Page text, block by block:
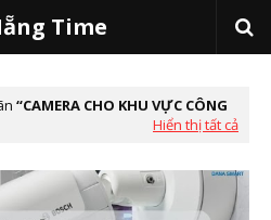
Time
CAMERA CHO KHU VỰC CÔNG
Hiển thị tất cả